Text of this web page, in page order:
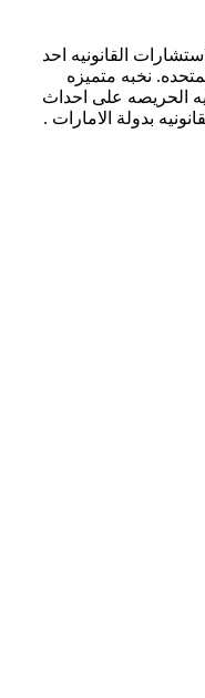
القانونيه احد
نخبه متميزه
الحريصه على احداث
بدولة الامارات .